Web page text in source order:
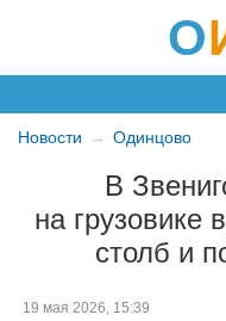
О
Новости Одинцово
В
на грузовике
столб и
19 мая 2026, 15:39